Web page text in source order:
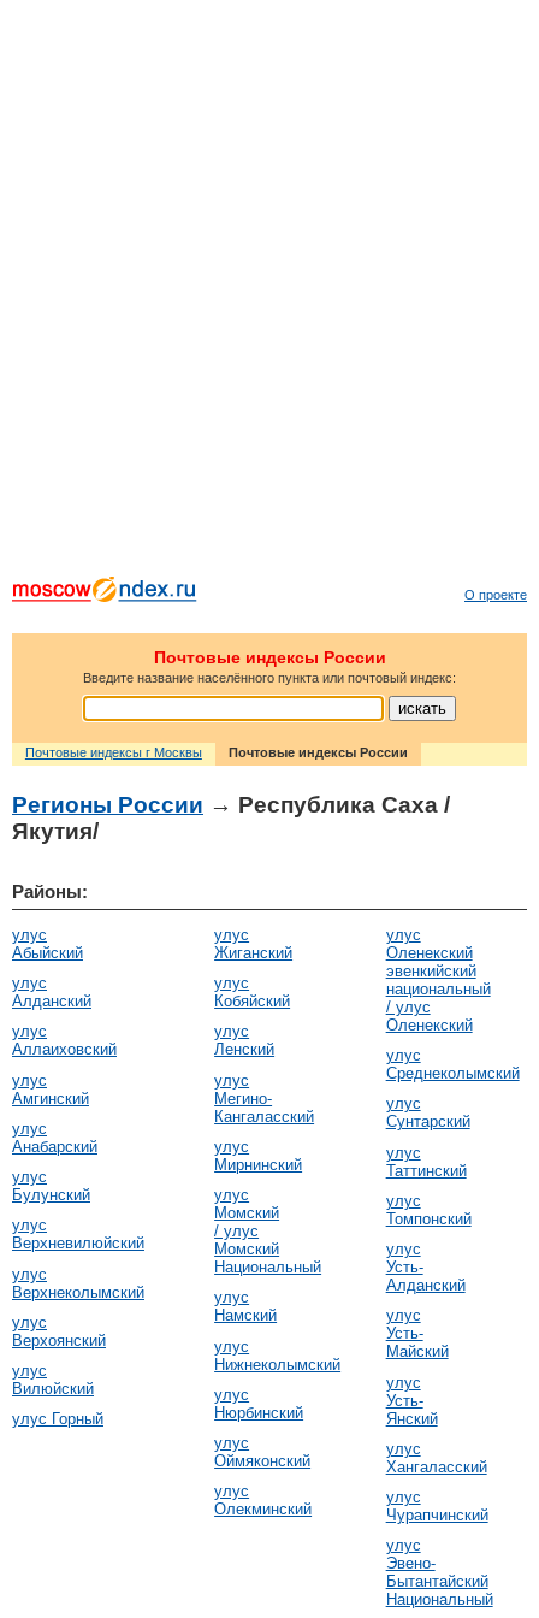
О проекте
Почтовые индексы России
Введите название населённого пункта или почтовый индекс:
Почтовые индексы г Москвы Почтовые индексы России
Регионы России → Республика Саха /
Якутия/
Районы:
улус
Абыйский
улус
Алданский
улус
Аллаиховский
улус
Амгинский
улус
Анабарский
улус
Булунский
улус
Верхневилюйский
улус
Верхнеколымский
улус
Верхоянский
улус
Вилюйский
улус Горный
улус
Жиганский
улус
Кобяйский
улус
Ленский
улус
Мегино-
Кангаласский
улус
Мирнинский
улус
Момский
/ улус
Момский
Национальный
улус
Намский
улус
Нижнеколымский
улус
Нюрбинский
улус
Оймяконский
улус
Олекминский
улус
Оленекский
эвенкийский
национальный
/ улус
Оленекский
улус
Среднеколымский
улус
Сунтарский
улус
Таттинский
улус
Томпонский
улус
Усть-
Алданский
улус
Усть-
Майский
улус
Усть-
Янский
улус
Хангаласский
улус
Чурапчинский
улус
Эвено-
Бытантайский
Национальный